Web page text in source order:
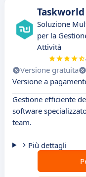
Taskworld
Soluzione
per la
Attività
Versione gratuita
Versione a
Gestione efficiente
software
team.
Più dettagli